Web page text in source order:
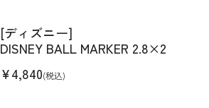
[ディズニー]
DISNEY BALL MARKER 2.8×2
¥4,840(税込)